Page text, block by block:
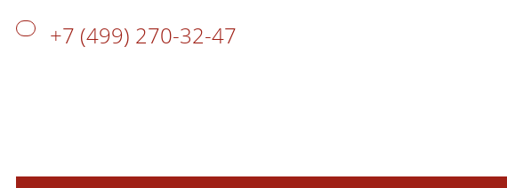
+7 (499) 270-32-47